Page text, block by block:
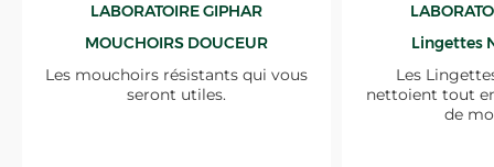
LABORATOIRE GIPHAR
MOUCHOIRS DOUCEUR
Les mouchoirs résistants qui vous
seront utiles.
Lingettes
Les
nettoient tout
de